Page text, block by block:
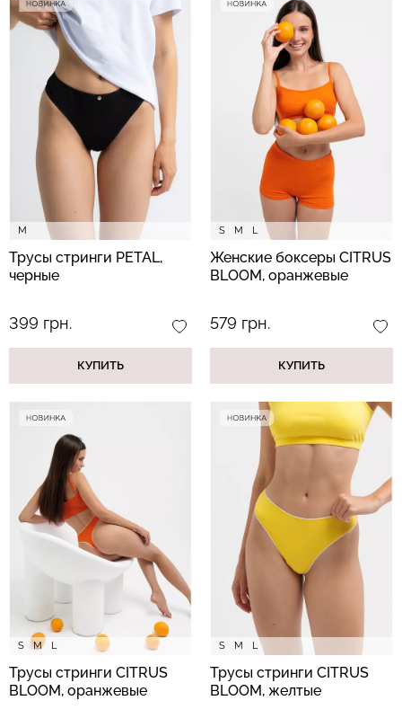
M
Трусы стринги PETAL,
черные
399 грн.
КУПИТЬ
S M L
Женские боксеры CITRUS
BLOOM, оранжевые
579 грн.
КУПИТЬ
S M L
Трусы стринги CITRUS
BLOOM, оранжевые
S M L
Трусы стринги CITRUS
BLOOM, желтые
Бесшовный топ с легкой
коррекцией BRA
SHAPEWEAR nude
(бежевый) Giulia
489 грн.
699 грн.
Топ на бретелях в рубчик
CAMI TOP RIB black
(черный) Giulia
299 грн. 499 грн.
Бесшовные стринги
STRING BRIEFS (черный)
Топ на бретелях в рубчик
CAMI TOP RIB white
(белый) Giulia
299 грн.
499 грн.